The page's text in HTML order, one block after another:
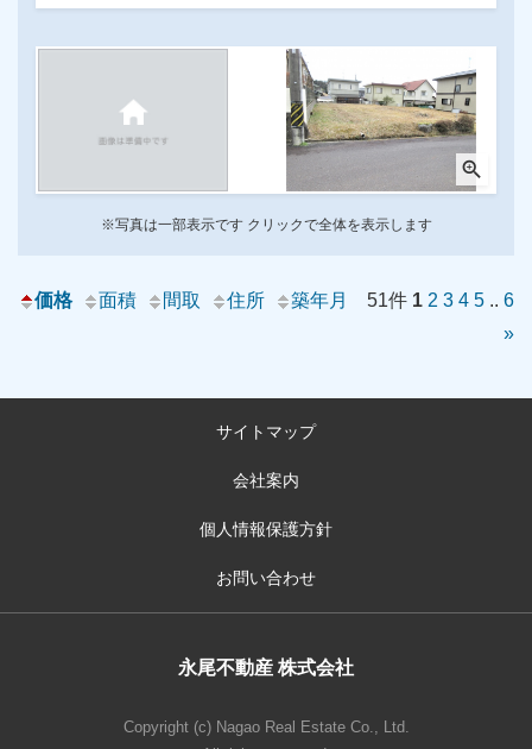
zoom_in
※写真は一部表示です クリックで全体を表示します
価格 面積 間取 住所 築年月 51件 1 2 3 4 5 .. 6
»
サイトマップ
会社案内
個人情報保護方針
お問い合わせ
永尾不動産 株式会社
Copyright (c) Nagao Real Estate Co., Ltd.